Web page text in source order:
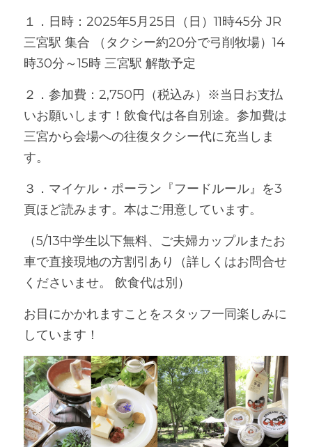
１．日時：2025年5月25日（日）11時45分 JR
三宮駅 集合 （タクシー約20分で弓削牧場）14
時30分～15時 三宮駅 解散予定
２．参加費：2,750円（税込み）※当日お支払
いお願いします！ 飲食代は各自別途。参加費は
三宮から会場への往復タクシー代に充当しま
す。
３．マイケル・ポーラン『フードルール』を3
頁ほど読みます。本はご用意しています。
（5/13中学生以下無料、ご夫婦カップルまたお
車で直接現地の方割引あり（詳しくはお問合せ
くださいませ。 飲食代は別）
お目にかかれますことをスタッフ一同楽しみに
しています！